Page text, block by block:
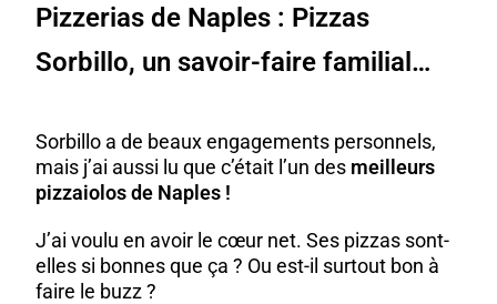
Pizzerias de Naples : Pizzas
Sorbillo, un savoir-faire familial…
Sorbillo a de beaux engagements personnels,
mais j’ai aussi lu que c’était l’un des meilleurs
pizzaiolos de Naples !
J’ai voulu en avoir le cœur net. Ses pizzas sont-
elles si bonnes que ça ? Ou est-il surtout bon à
faire le buzz ?